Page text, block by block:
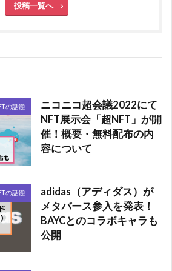
投稿一覧へ
の話題
ニコニコ超会議2022にて
NFT展示会「超NFT」が開
催！概要・無料配布の内
容について
の話題
adidas（アディダス）が
メタバース参入を発表！
BAYCとのコラボキャラも
公開